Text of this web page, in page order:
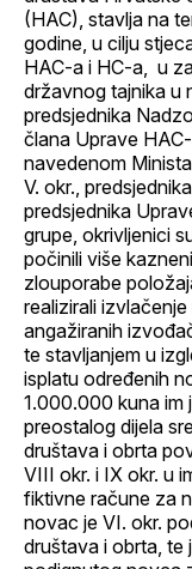
(HAC), stavlja na
godine, u cilju
HAC-a i HC-a, u
državnog tajnika u
predsjednika
člana Uprave
navedenom
V. okr.,
predsjednika
grupe, okrivljenici
počinili više
zlouporabe
realizirali
angažiranih
te stavljanjem u
isplatu određenih
1.000.000 kuna im
preostalog dijela
društava i obrta
VIII okr. i IX okr. u
fiktivne račune za
novac je VI. okr.
društava i obrta, te